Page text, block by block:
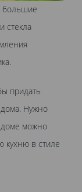
большие
стекла
придать
Нужно
доме можно
кухню в стиле